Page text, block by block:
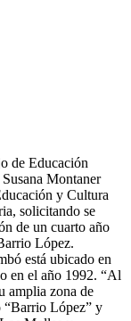
de Educación
Montaner
y Cultura
solicitando se
de un cuarto año
López.
está ubicado en
en el año 1992. “Al
amplia zona de
“Barrio López” y